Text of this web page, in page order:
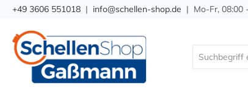
Zur Hauptnavigation springen
+49 3606 551018 | info@schellen-shop.de | Mo-Fr, 08:00